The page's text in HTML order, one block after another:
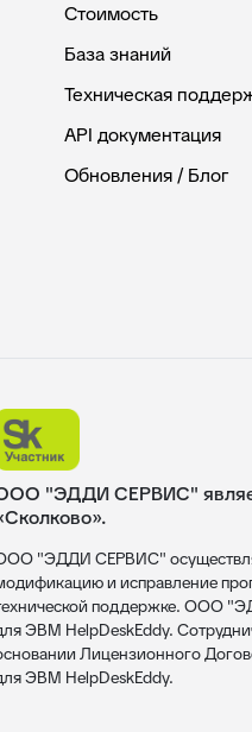
Стоимость
База знаний
Техническая
API документация
Обновления / Блог
"ЭДДИ СЕРВИС"
"ЭДДИ СЕРВИС"
и исправление
поддержке. ООО
ЭВМ HelpDeskEddy.
Лицензионного
ЭВМ HelpDeskEddy.